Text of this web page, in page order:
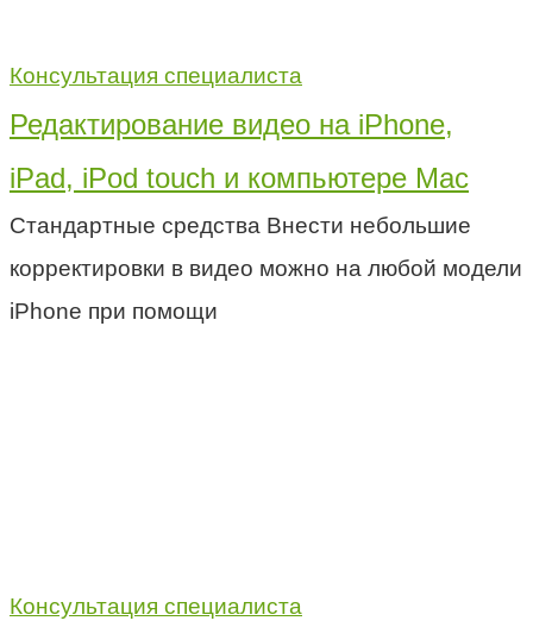
Консультация специалиста
Редактирование видео на iPhone,
iPad, iPod touch и компьютере Mac
Стандартные средства Внести небольшие
корректировки в видео можно на любой модели
iPhone при помощи
Консультация специалиста